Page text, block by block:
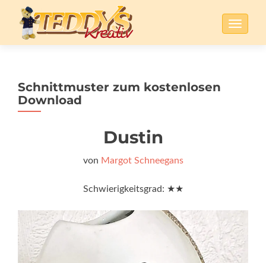
Schnittmuster zum kostenlosen
Download
Dustin
von Margot Schneegans
Schwierigkeitsgrad: ★★